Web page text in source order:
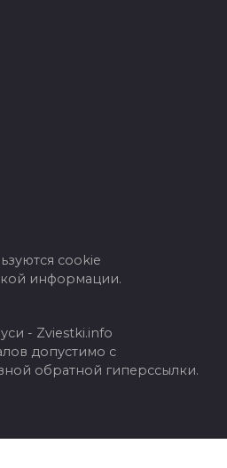
cookie
информации.
- Zviestki.info
допустимо с
обратной гиперссылки.